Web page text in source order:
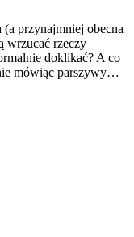
przynajmniej obecna
wrzucać rzeczy
doklikać? A co
mówiąc parszywy…